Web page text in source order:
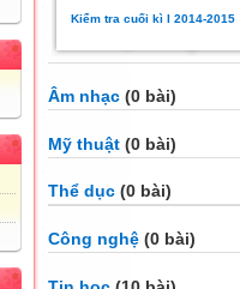
Kiểm tra cuối kì I 2014-2015
Âm nhạc (0 bài)
Mỹ thuật (0 bài)
Thể dục (0 bài)
Công nghệ (0 bài)